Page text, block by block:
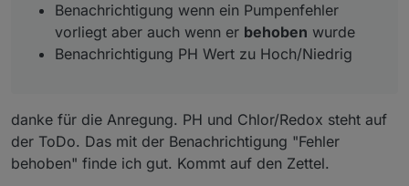
Benachrichtigung wenn ein Pumpenfehler
vorliegt aber auch wenn er behoben wurde
Benachrichtigung PH Wert zu Hoch/Niedrig
danke für die Anregung. PH und Chlor/Redox steht auf
der ToDo. Das mit der Benachrichtigung "Fehler
behoben" finde ich gut. Kommt auf den Zettel.